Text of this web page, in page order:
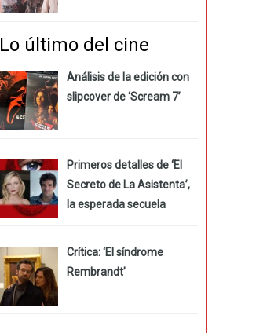
Lo último del cine
Análisis de la edición con
slipcover de ‘Scream 7’
Primeros detalles de ‘El
Secreto de La Asistenta’,
la esperada secuela
Crítica: ‘El síndrome
Rembrandt’